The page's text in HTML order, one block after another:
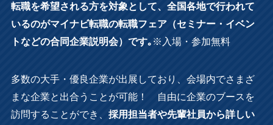
転職を希望される方を対象として、全国各地で行われて
いるのがマイナビ転職の転職フェア（セミナー・イベン
トなどの合同企業説明会）です｡ ※入場・参加無料
多数の大手・優良企業が出展しており、会場内でさまざ
まな企業と出合うことが可能！ 自由に企業のブースを
訪問することができ、 採用担当者や先輩社員から詳しい